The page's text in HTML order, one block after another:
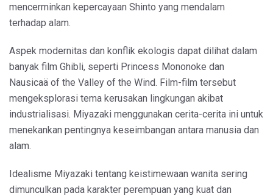
mencerminkan kepercayaan Shinto yang mendalam
terhadap alam.
Aspek modernitas dan konflik ekologis dapat dilihat dalam
banyak film Ghibli, seperti Princess Mononoke dan
Nausicaä of the Valley of the Wind. Film-film tersebut
mengeksplorasi tema kerusakan lingkungan akibat
industrialisasi. Miyazaki menggunakan cerita-cerita ini untuk
menekankan pentingnya keseimbangan antara manusia dan
alam.
Idealisme Miyazaki tentang keistimewaan wanita sering
dimunculkan pada karakter perempuan yang kuat dan